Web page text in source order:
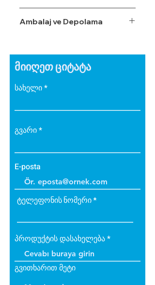
Ambalaj ve Depolama
მიიღეთ ციტატა
სახელი
გვარი
E-posta
ტელეფონის ნომერი
პროდუქტის დასახელება
გვითხარით მეტი